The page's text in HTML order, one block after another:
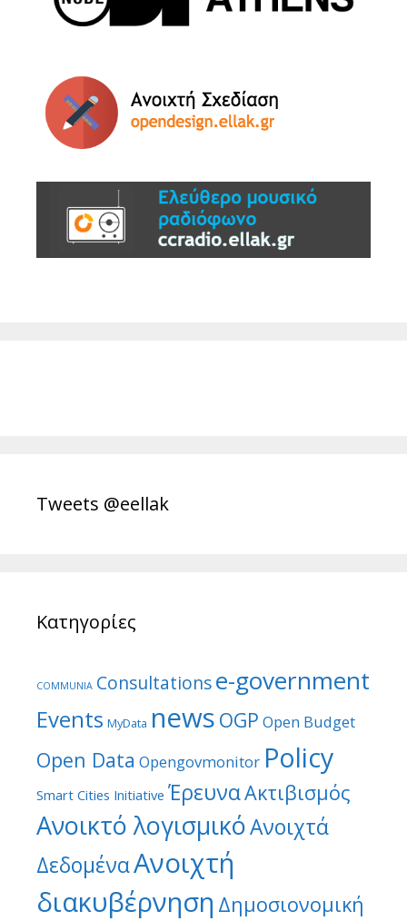
Tweets @eellak
Κατηγορίες
COMMUNIA Consultationse-government
Events MyData news OGP Open Budget
Open Data Opengovmonitor Policy
Smart Cities Initiative ΈρευναΑκτιβισμός
Ανοικτό λογισμικόΑνοιχτά
ΔεδομέναΑνοιχτή
διακυβέρνηση Δημοσιονομική